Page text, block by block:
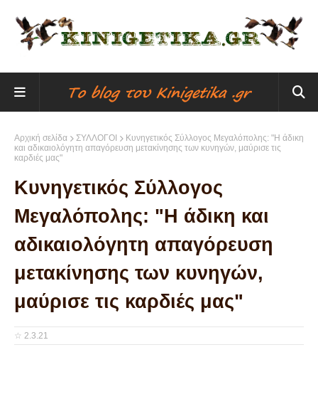
Αρχική σελίδα ΣΥΛΛΟΓΟΙ
Κυνηγετικός Σύλλογος Μεγαλόπολης: "Η άδικη
και αδικαιολόγητη απαγόρευση μετακίνησης των κυνηγών, μαύρισε τις
καρδιές μας"
Κυνηγετικός Σύλλογος
Μεγαλόπολης: "Η άδικη και
αδικαιολόγητη απαγόρευση
μετακίνησης των κυνηγών,
μαύρισε τις καρδιές μας"
☆ 2.3.21